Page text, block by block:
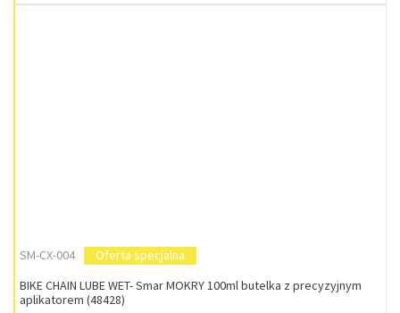
SM-CX-004
Oferta specjalna
BIKE CHAIN LUBE WET- Smar MOKRY 100ml butelka z precyzyjnym
aplikatorem (48428)